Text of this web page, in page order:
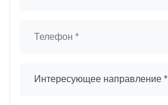
Интересующее направление *